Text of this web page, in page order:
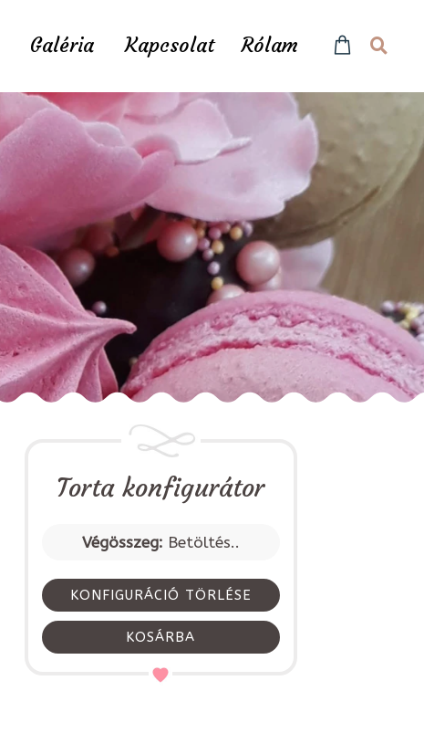
Galéria Kapcsolat Rólam
Torta konfigurátor
Végösszeg: Betöltés..
KONFIGURÁCIÓ TÖRLÉSE
KOSÁRBA